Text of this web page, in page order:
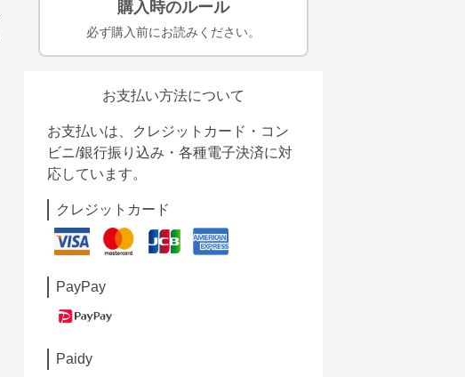
購入時のルール
必ず購入前にお読みください。
お支払い方法について
お支払いは、クレジットカード・コン
ビニ/銀行振り込み・各種電子決済に対
応しています。
クレジットカード
PayPay
Paidy